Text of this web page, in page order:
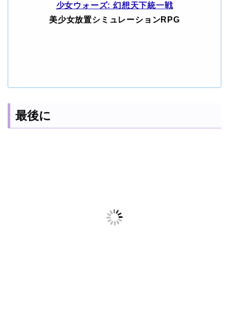
少女ウォーズ: 幻想天下統一戦
美少女放置シミュレーションRPG
最後に